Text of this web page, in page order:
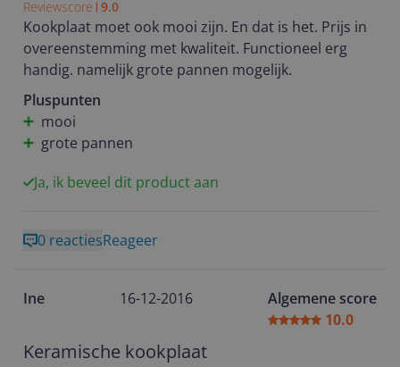
Reviewscore 9.0
Kookplaat moet ook mooi zijn. En dat is het. Prijs in
overeenstemming met kwaliteit. Functioneel erg
handig. namelijk grote pannen mogelijk.
Pluspunten
mooi
grote pannen
Ja, ik beveel dit product aan
0 reactiesReageer
Ine 16-12-2016
Algemene score
10.0
Keramische kookplaat